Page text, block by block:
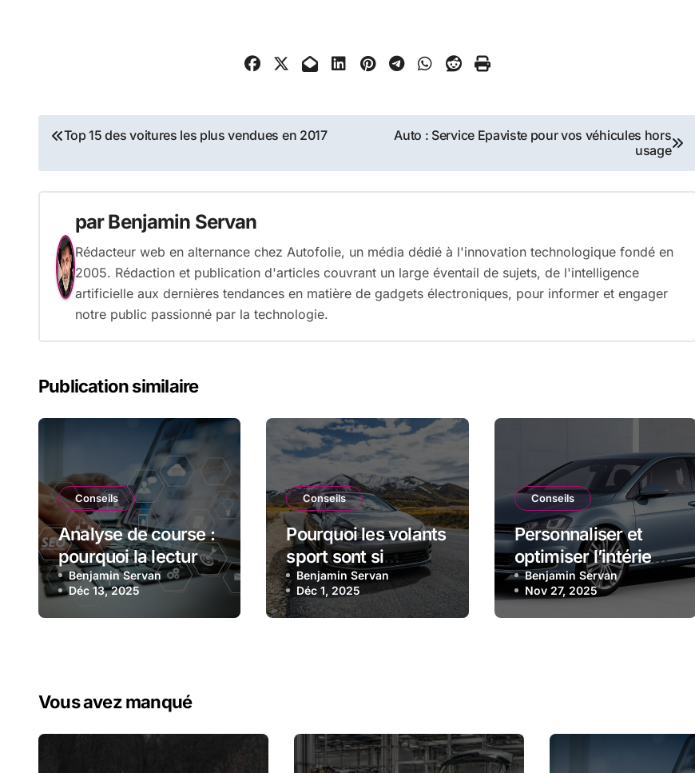
Navigation
de
l’article
Top 15 des voitures les plus vendues en 2017
Auto : Service Epaviste pour vos véhicules hors
usage
parBenjamin Servan
Rédacteur web en alternance chez Autofolie, un média dédié à l'innovation technologique fondé en
2005. Rédaction et publication d'articles couvrant un large éventail de sujets, de l'intelligence
artificielle aux dernières tendances en matière de gadgets électroniques, pour informer et engager
notre public passionné par la technologie.
Publication similaire
Conseils
Analyse de course :
pourquoi la lecture
des statistiques est
devenue essentielle
en sport automobile
Benjamin Servan
Déc 13, 2025
Conseils
Pourquoi les volants
sport sont si
appréciés et
comment choisir le
bon modèle
Benjamin Servan
Déc 1, 2025
Conseils
Personnaliser et
optimiser l’intérieur
de sa Golf 7 GTI : le
guide complet
Benjamin Servan
Nov 27, 2025
Vous avez manqué